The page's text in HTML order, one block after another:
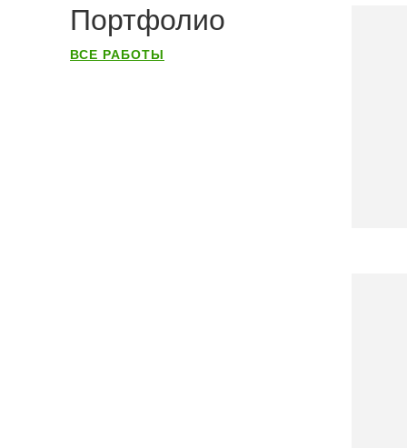
Портфолио
ВСЕ РАБОТЫ